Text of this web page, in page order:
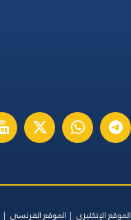
الموقع الإنكليزي الموقع الفرنسي